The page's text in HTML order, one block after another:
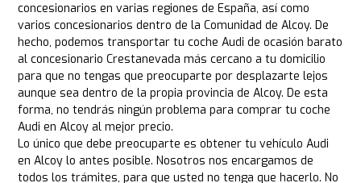
concesionarios en varias regiones de España, así como
varios concesionarios dentro de la Comunidad de Alcoy. De
hecho, podemos transportar tu coche Audi de ocasión barato
al concesionario Crestanevada más cercano a tu domicilio
para que no tengas que preocuparte por desplazarte lejos
aunque sea dentro de la propia provincia de Alcoy. De esta
forma, no tendrás ningún problema para comprar tu coche
Audi en Alcoy al mejor precio.
Lo único que debe preocuparte es obtener tu vehículo Audi
en Alcoy lo antes posible. Nosotros nos encargamos de
todos los trámites, para que usted no tenga que hacerlo. No